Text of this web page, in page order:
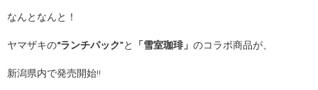
なんとなんと！
ヤマザキの“ランチパック”と 「雪室珈琲」 のコラボ商品が、
新潟県内で発売開始!!